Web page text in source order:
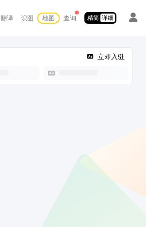
翻译 识图 地图 查询 精简 详细
立即入驻